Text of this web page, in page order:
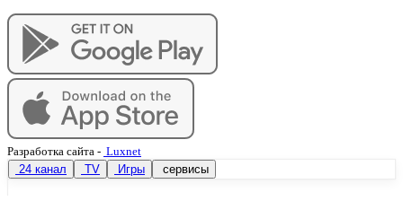
Разработка сайта - Luxnet
24 канал
TV Игры сервисы